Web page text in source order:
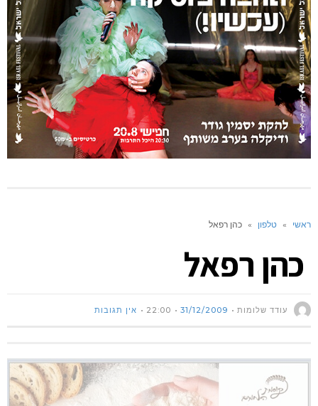
ראשי » טלפון » כהן רפאל
כהן רפאל
עודד שלומות 31/12/2009
22:00 אין תגובות